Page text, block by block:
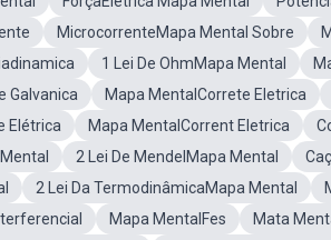
MicrocorrenteMapa Mental Sobre
1 Lei De OhmMapa Mental
Galvanica
Mapa MentalCorrete Eletrica
Elétrica
Mapa MentalCorrent Eletrica
2 Lei De MendelMapa Mental
2 Lei Da TermodinâmicaMapa Mental
Mapa MentalFes
Mata